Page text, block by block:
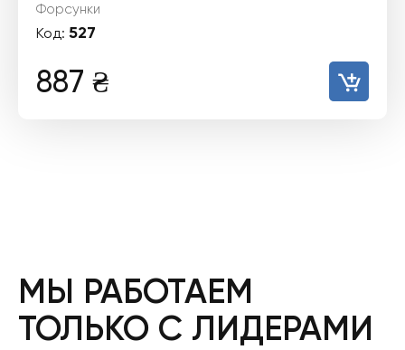
Форсунки
Код: 527
887 ₴
МЫ РАБОТАЕМ
ТОЛЬКО С ЛИДЕРАМИ